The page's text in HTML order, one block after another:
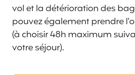
vol et la détérioration des
pouvez également prendre
(à choisir 48h maximum
votre séjour).